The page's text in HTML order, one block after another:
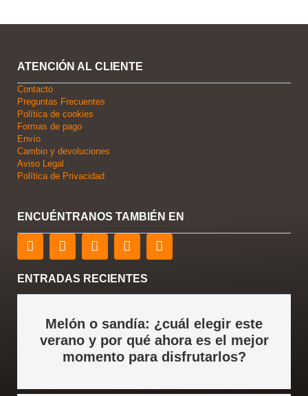
ATENCIÓN AL CLIENTE
Contacto
Preguntas Frecuentes
Política de cookies
Formas de pago
Envío
Cambio y devoluciones
Aviso Legal
Política de Privacidad
ENCUÉNTRANOS TAMBIÉN EN
F
a
e
b
T
w
t
t
r
L
i
k
e
i
n
Y
o
t
u
e
I
n
a
r
a
m
ENTRADAS RECIENTES
Melón o sandía: ¿cuál elegir este
verano y por qué ahora es el mejor
momento para disfrutarlos?